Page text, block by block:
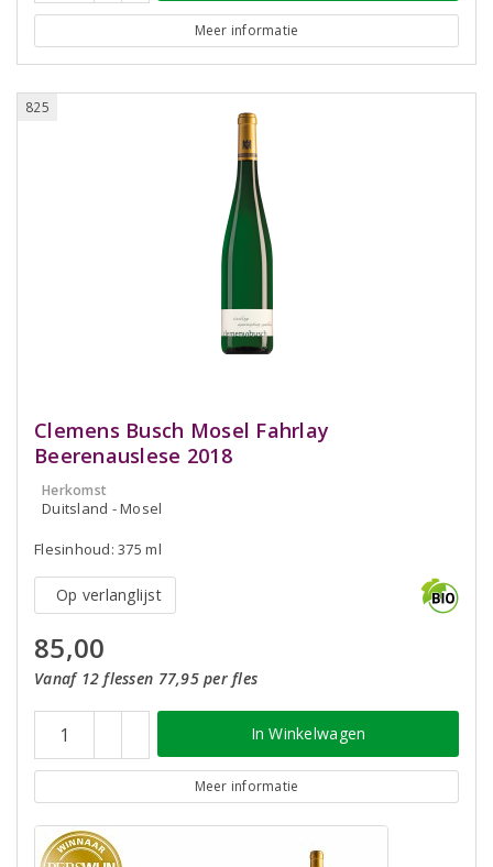
Meer informatie
825
Clemens Busch Mosel Fahrlay
Beerenauslese 2018
Herkomst
Duitsland - Mosel
Flesinhoud: 375 ml
Op verlanglijst
85,00
Vanaf 12 flessen 77,95 per fles
In Winkelwagen
Meer informatie